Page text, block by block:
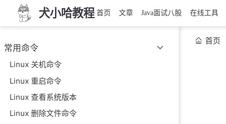
犬小哈教程 首页 文章 Java面试八股 在线工具
常用命令
Linux 关机命令
Linux 重启命令
Linux 查看系统版本
Linux 删除文件命令
首页